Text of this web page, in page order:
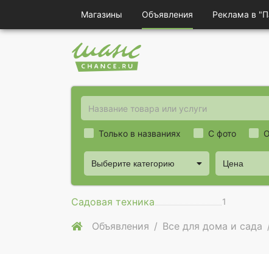
Магазины Объявления Реклама в
Только в названиях
Выберите категорию Цена
С фото
Садовая техника 1
Объявления Все для дома и сада